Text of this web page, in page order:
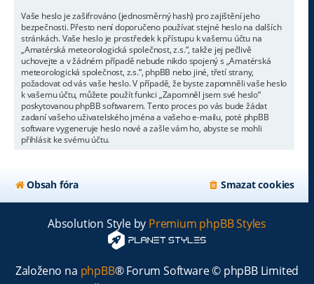
Vaše heslo je zašifrováno (jednosměrný hash) pro zajištění jeho
bezpečnosti. Přesto není doporučeno používat stejné heslo na dalších
stránkách. Vaše heslo je prostředek k přístupu k vašemu účtu na
„Amatérská meteorologická společnost, z.s.“, takže jej pečlivě
uchovejte a v žádném případě nebude nikdo spojený s „Amatérská
meteorologická společnost, z.s.“, phpBB nebo jiné, třetí strany,
požadovat od vás vaše heslo. V případě, že byste zapomněli vaše heslo
k vašemu účtu, můžete použít funkci „Zapomněl jsem své heslo“
poskytovanou phpBB softwarem. Tento proces po vás bude žádat
zadaní vašeho uživatelského jména a vašeho e-mailu, poté phpBB
software vygeneruje heslo nové a zašle vám ho, abyste se mohli
přihlásit ke svému účtu.
Obsah fóra Smazat cookies
Absolution Style by Premium phpBB Styles
Založeno na phpBB® Forum Software © phpBB Limited